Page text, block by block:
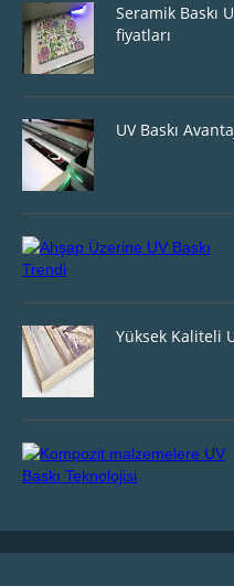
Seramik Baskı
fiyatları
UV Baskı
Yüksek Kaliteli